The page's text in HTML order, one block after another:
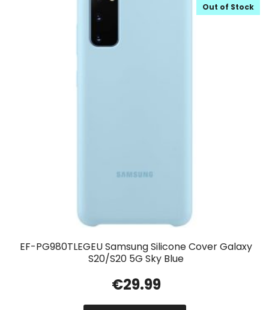
EF-PG980TLEGEU Samsung Silicone Cover Galaxy
S20/S20 5G Sky Blue
Out of Stock
€29.99